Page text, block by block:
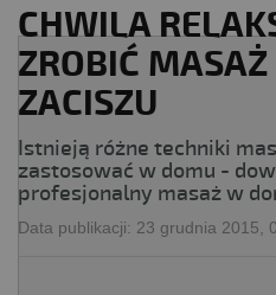
CHWILA
ZROBIĆ
ZACISZU
Istnieją różne techniki
zastosować w domu -
profesjonalny masaż w
Data publikacji: 23 grudnia 2015,